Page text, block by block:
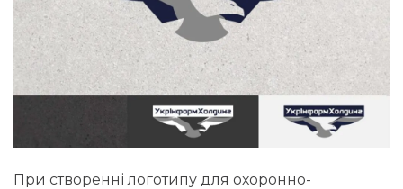
При створенні логотипу для охоронно-